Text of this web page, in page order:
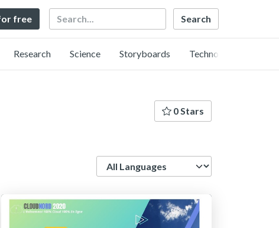
free Search
Research Science Storyboards Technology
0 Stars